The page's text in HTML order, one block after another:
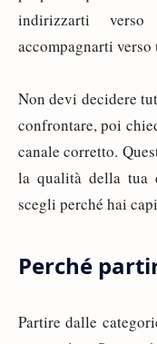
indirizzarti
accompagnarti
Non devi decidere
confrontare, poi
canale corretto.
la qualità della tua
scegli perché hai
Perché
Partire dalle